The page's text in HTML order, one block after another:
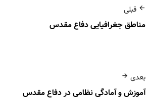
قبلی
مناطق جغرافیایی دفاع مقدس
بعدی
آموزش و آمادگی نظامی در دفاع مقدس